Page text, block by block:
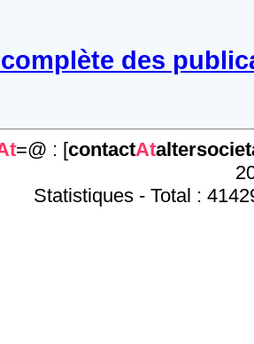
des
=@ : [contactAt
Statistiques - Total :